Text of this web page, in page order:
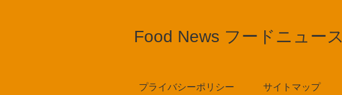
Food News フードニュース
プライバシーポリシー サイトマップ